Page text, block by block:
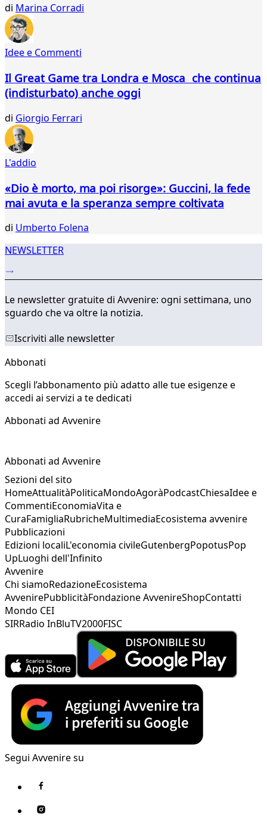
...
di Marina Corradi
Idee e Commenti
Il Great Game tra Londra e Mosca che continua
(indisturbato) anche oggi
di Giorgio Ferrari
L'addio
«Dio è morto, ma poi risorge»: Guccini, la fede
mai avuta e la speranza sempre coltivata
di Umberto Folena
NEWSLETTER
Le newsletter gratuite di Avvenire: ogni settimana, uno
sguardo che va oltre la notizia.
Iscriviti alle newsletter
Abbonati
Scegli l’abbonamento più adatto alle tue esigenze e
accedi ai servizi a te dedicati
Abbonati ad Avvenire
Abbonati ad Avvenire
Sezioni del sito
HomeAttualitàPoliticaMondoAgoràPodcastChiesaIdee e
CommentiEconomiaVita e
CuraFamigliaRubricheMultimediaEcosistema avvenire
Pubblicazioni
Edizioni localiL'economia civileGutenbergPopotusPop
UpLuoghi dell'Infinito
Avvenire
Chi siamoRedazioneEcosistema
AvvenirePubblicitàFondazione AvvenireShopContatti
Mondo CEI
SIRRadio InBluTV2000FISC
Segui Avvenire su